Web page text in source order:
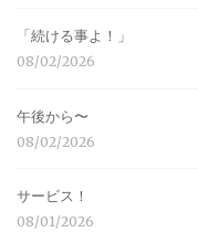
「続ける事よ！」
08/02/2026
午後から〜
08/02/2026
サービス！
08/01/2026